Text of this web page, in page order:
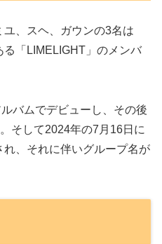
、スヘ、ガウンの3名は
「LIMELIGHT」のメンバ
バムでデビューし、その後
そして2024年の7月16日に
れ、それに伴いグループ名が